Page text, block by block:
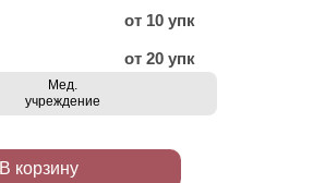
от 10 упк
от 20 упк
Мед.
учреждение
В корзину